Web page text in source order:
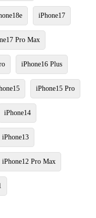
iPhone17
Pro Max
iPhone16 Plus
iPhone15 Pro
iPhone14
iPhone13
iPhone12 Pro Max